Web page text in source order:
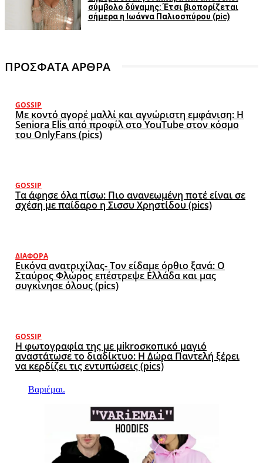
σύμβολο δύναμης: Έτσι βιοπορίζεται
σήμερα η Ιωάννα Παλιοσπύρου (pic)
ΠΡΟΣΦΑΤΑ ΑΡΘΡΑ
GOSSIP
Με κοντό αγορέ μαλλί και αγνώριστη εμφάνιση: Η
Seniora Elis από προφίλ στο YouTube στον κόσμο
του OnlyFans (pics)
GOSSIP
Τα άφησε όλα πίσω: Πιο ανανεωμένη ποτέ είναι σε
σχέση με παίδαρο η Σισσυ Χρηστίδου (pics)
ΔΙΆΦΟΡΑ
Εικόνα ανατριχίλας- Τον είδαμε όρθιο ξανά: Ο
Σταύρος Φλώρος επέστρεψε Ελλάδα και μας
συγκίνησε όλους (pics)
GOSSIP
Η φωτογραφία της με μikroσκοπικό μαγιό
αναστάτωσε το διαδίκτυο: Η Δώρα Παντελή ξέρει
να κερδίζει τις εντυπώσεις (pics)
Βαριέμαι.